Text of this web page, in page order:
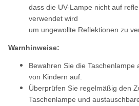
dass die UV-Lampe nicht auf
verwendet wird
um ungewollte Reflektionen zu
Warnhinweise:
Bewahren Sie die Taschenlampe
von Kindern auf.
Überprüfen Sie regelmäßig den
Taschenlampe und